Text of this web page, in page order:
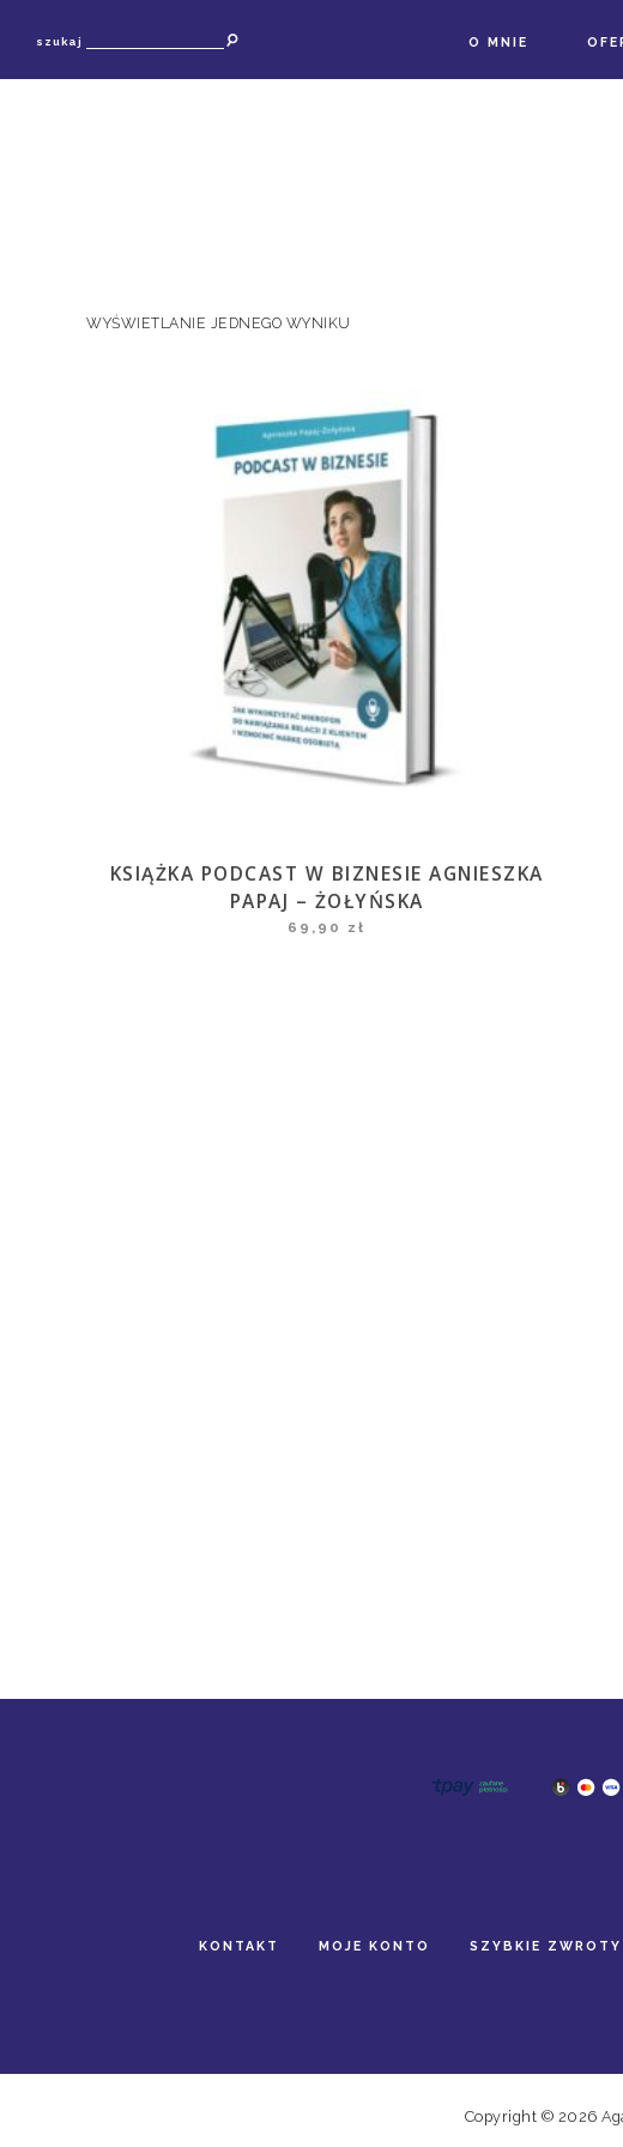
szukaj O MNIE
WYŚWIETLANIE JEDNEGO WYNIKU
KSIĄŻKA PODCAST W BIZNESIE AGNIESZKA
PAPAJ – ŻOŁYŃSKA
69,90 zł
KONTAKT MOJE KONTO SZYBKIE
Copyright © 2026